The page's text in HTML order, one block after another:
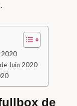
2020
Juin 2020
de